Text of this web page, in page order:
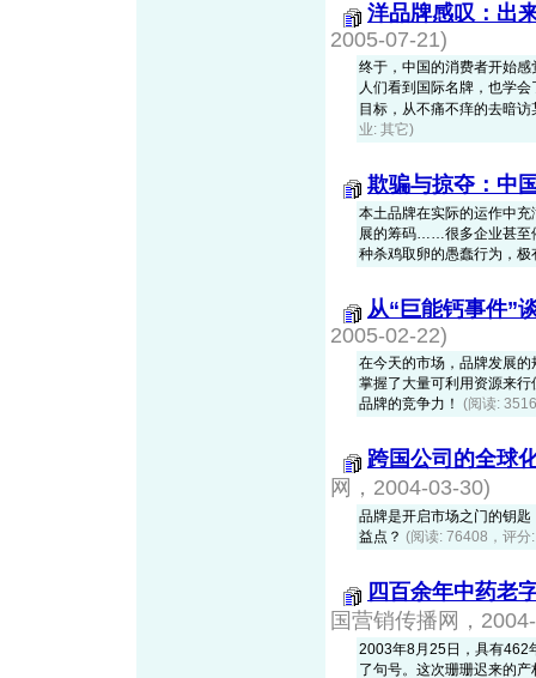
洋品牌感叹：出
2005-07-21)
终于，中国的消费者开始
人们看到国际名牌，也学
目标，从不痛不痒的去暗
业: 其它)
欺骗与掠夺：中
本土品牌在实际的运作中
展的筹码……很多企业甚至
种杀鸡取卵的愚蠢行为，
从“巨能钙事件”
2005-02-22)
在今天的市场，品牌发展
掌握了大量可利用资源来
品牌的竞争力！ (阅读:
跨国公司的全球
网，2004-03-30)
品牌是开启市场之门的钥
益点？ (阅读: 76408，评分
四百余年中药老
国营销传播网，
2003年8月25日，具有462
了句号。这次珊珊迟来的